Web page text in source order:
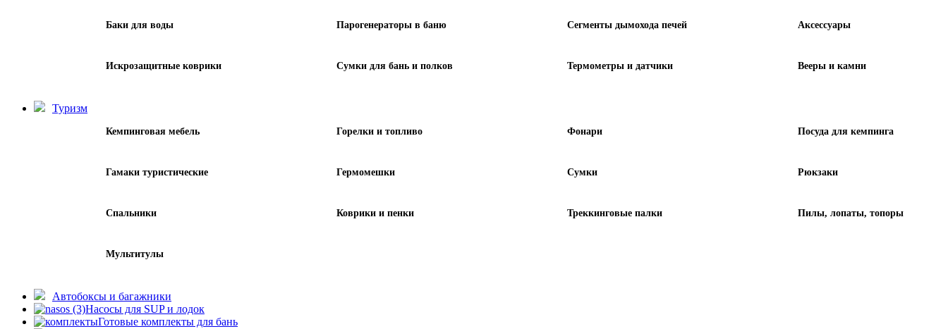
Баки для воды Парогенераторы в баню Сегменты дымохода печей Аксессуары
Искрозащитные коврики Сумки для бань и полков Термометры и датчики Вееры и камни
Туризм
Кемпинговая мебель Горелки и топливо Фонари Посуда для кемпинга
Гамаки туристические Гермомешки Сумки Рюкзаки
Спальники Коврики и пенки Треккинговые палки Пилы, лопаты, топоры
Мультитулы
Автобоксы и багажники
Насосы для SUP и лодок
Готовые комплекты для бань